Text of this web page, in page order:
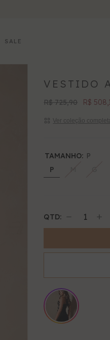
com PIX
SALE
VESTIDO
R$ 725,90 R$
Ver coleção
TAMANHO: P
P
QTD:
Diminuir
quantidade
Amanda